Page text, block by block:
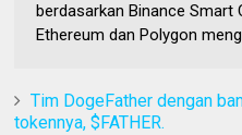
berdasarkan Binance Smart
Ethereum dan Polygon
Tim DogeFather dengan
tokennya, $FATHER.